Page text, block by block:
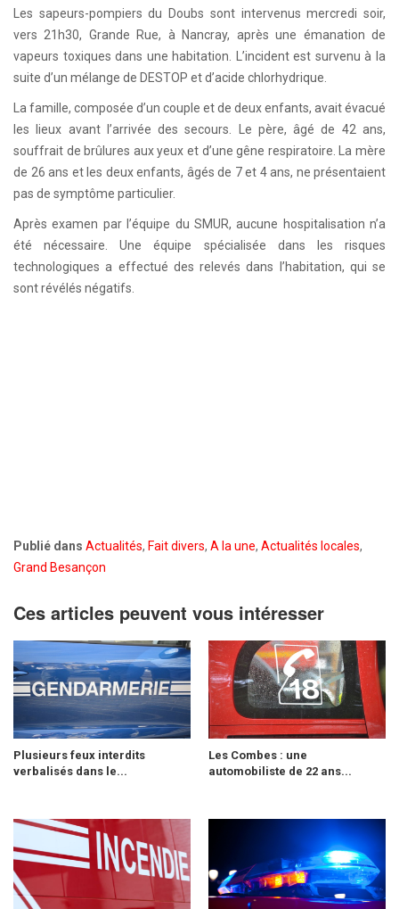
Les sapeurs-pompiers du Doubs sont intervenus mercredi soir,
vers 21h30, Grande Rue, à Nancray, après une émanation de
vapeurs toxiques dans une habitation. L’incident est survenu à la
suite d’un mélange de DESTOP et d’acide chlorhydrique.
La famille, composée d’un couple et de deux enfants, avait évacué
les lieux avant l’arrivée des secours. Le père, âgé de 42 ans,
souffrait de brûlures aux yeux et d’une gêne respiratoire. La mère
de 26 ans et les deux enfants, âgés de 7 et 4 ans, ne présentaient
pas de symptôme particulier.
Après examen par l’équipe du SMUR, aucune hospitalisation n’a
été nécessaire. Une équipe spécialisée dans les risques
technologiques a effectué des relevés dans l’habitation, qui se
sont révélés négatifs.
Publié dans Actualités, Fait divers, A la une, Actualités locales,
Grand Besançon
Ces articles peuvent vous intéresser
Plusieurs feux interdits
verbalisés dans le...
Les Combes : une
automobiliste de 22 ans...